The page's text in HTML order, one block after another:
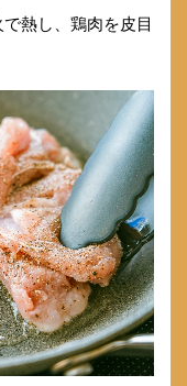
熱し、鶏肉を皮目